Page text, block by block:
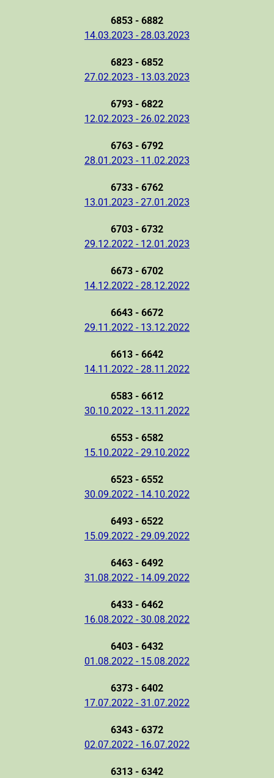
6853 - 6882
14.03.2023 - 28.03.2023
6823 - 6852
27.02.2023 - 13.03.2023
6793 - 6822
12.02.2023 - 26.02.2023
6763 - 6792
28.01.2023 - 11.02.2023
6733 - 6762
13.01.2023 - 27.01.2023
6703 - 6732
29.12.2022 - 12.01.2023
6673 - 6702
14.12.2022 - 28.12.2022
6643 - 6672
29.11.2022 - 13.12.2022
6613 - 6642
14.11.2022 - 28.11.2022
6583 - 6612
30.10.2022 - 13.11.2022
6553 - 6582
15.10.2022 - 29.10.2022
6523 - 6552
30.09.2022 - 14.10.2022
6493 - 6522
15.09.2022 - 29.09.2022
6463 - 6492
31.08.2022 - 14.09.2022
6433 - 6462
16.08.2022 - 30.08.2022
6403 - 6432
01.08.2022 - 15.08.2022
6373 - 6402
17.07.2022 - 31.07.2022
6343 - 6372
02.07.2022 - 16.07.2022
6313 - 6342